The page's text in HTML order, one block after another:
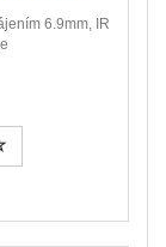
6.9mm, IR